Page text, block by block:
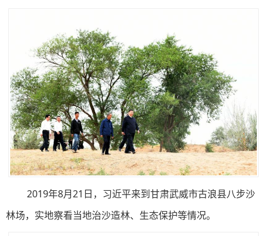
2019年8月21日，习近平来到甘肃武威市古浪县八步沙
林场，实地察看当地治沙造林、生态保护等情况。